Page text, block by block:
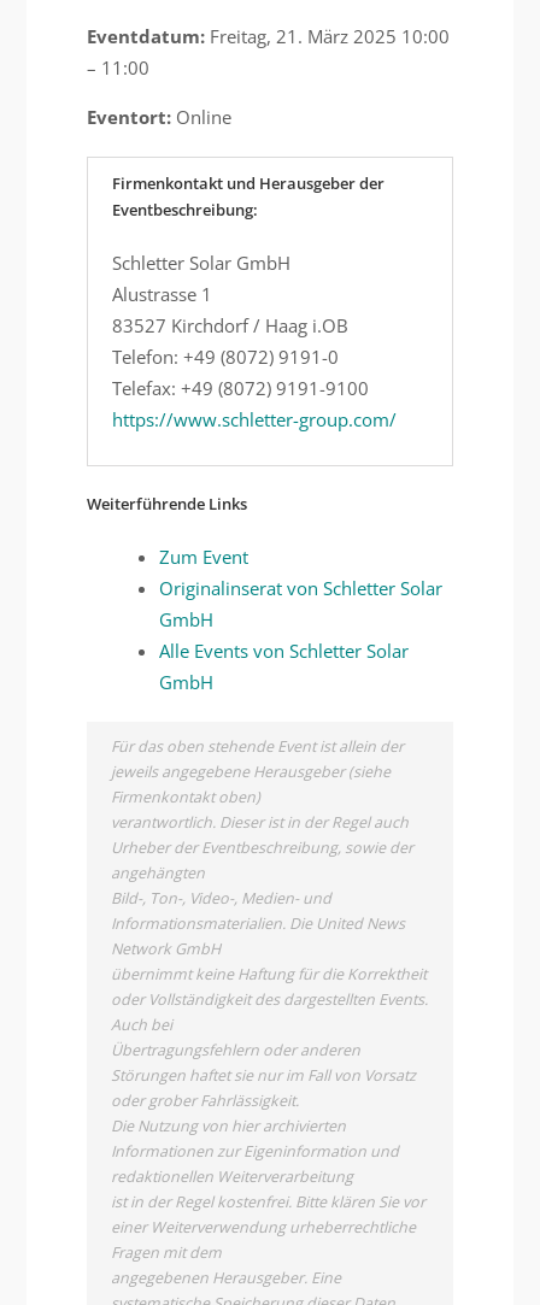
Eventdatum:Freitag, 21. März 2025 10:00
– 11:00
Eventort:Online
Firmenkontakt und Herausgeber der
Eventbeschreibung:
Schletter Solar GmbH
Alustrasse 1
83527 Kirchdorf / Haag i.OB
Telefon: +49 (8072) 9191-0
Telefax: +49 (8072) 9191-9100
https://www.schletter-group.com/
Weiterführende Links
Zum Event
Originalinserat von Schletter Solar
GmbH
Alle Events von Schletter Solar
GmbH
Für das oben stehende Event ist allein der
jeweils angegebene Herausgeber (siehe
Firmenkontakt oben)
verantwortlich. Dieser ist in der Regel auch
Urheber der Eventbeschreibung, sowie der
angehängten
Bild-, Ton-, Video-, Medien- und
Informationsmaterialien. Die United News
Network GmbH
übernimmt keine Haftung für die Korrektheit
oder Vollständigkeit des dargestellten Events.
Auch bei
Übertragungsfehlern oder anderen
Störungen haftet sie nur im Fall von Vorsatz
oder grober Fahrlässigkeit.
Die Nutzung von hier archivierten
Informationen zur Eigeninformation und
redaktionellen Weiterverarbeitung
ist in der Regel kostenfrei. Bitte klären Sie vor
einer Weiterverwendung urheberrechtliche
Fragen mit dem
angegebenen Herausgeber. Eine